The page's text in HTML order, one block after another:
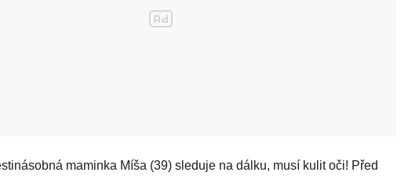
maminka Míša (39) sleduje na dálku, musí kulit oči! Před